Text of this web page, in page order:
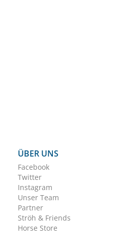
ÜBER UNS
Facebook
Twitter
Instagram
Unser Team
Partner
Ströh & Friends
Horse Store